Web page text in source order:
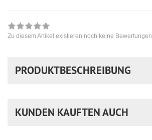
Zu diesem Artikel existieren noch keine Bewertungen
PRODUKTBESCHREIBUNG
KUNDEN KAUFTEN AUCH